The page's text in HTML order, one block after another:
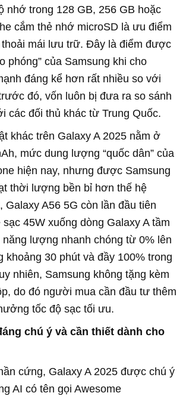
nhớ trong 128 GB, 256 GB hoặc
cắm thẻ nhớ microSD là ưu điểm
mái lưu trữ. Đây là điểm được
phóng” của Samsung khi cho
đáng kể hơn rất nhiều so với
đó, vốn luôn bị đưa ra so sánh
các đối thủ khác từ Trung Quốc.
khác trên Galaxy A 2025 nằm ở
mức dung lượng “quốc dân” của
hiện nay, nhưng được Samsung
thời lượng bền bỉ hơn thế hệ
A56 5G còn lần đầu tiên
45W xuống dòng Galaxy A tầm
năng lượng nhanh chóng từ 0% lên
khoảng 30 phút và đầy 100% trong
nhiên, Samsung không tặng kèm
do đó người mua cần đầu tư thêm
tốc độ sạc tối ưu.
chú ý và cần thiết dành cho
cứng, Galaxy A 2025 được chú ý
AI có tên gọi Awesome